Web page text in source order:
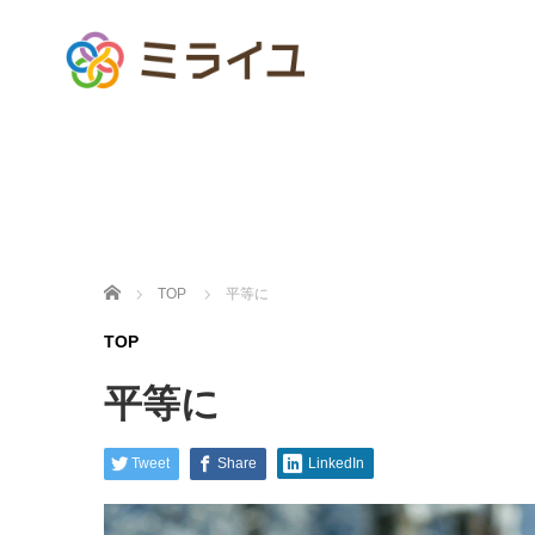
ホーム TOP 平等に
TOP
平等に
Tweet Share LinkedIn